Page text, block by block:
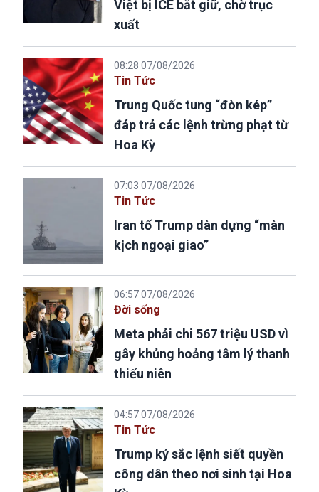
Việt bị ICE bắt giữ, chờ trục
xuất
08:28 07/08/2026
Tin Tức
Trung Quốc tung “đòn kép”
đáp trả các lệnh trừng phạt từ
Hoa Kỳ
07:03 07/08/2026
Tin Tức
Iran tố Trump dàn dựng “màn
kịch ngoại giao”
06:57 07/08/2026
Đời sống
Meta phải chi 567 triệu USD vì
gây khủng hoảng tâm lý thanh
thiếu niên
04:57 07/08/2026
Tin Tức
Trump ký sắc lệnh siết quyền
công dân theo nơi sinh tại Hoa